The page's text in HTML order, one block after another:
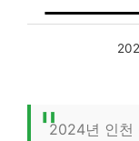
2024년 인천